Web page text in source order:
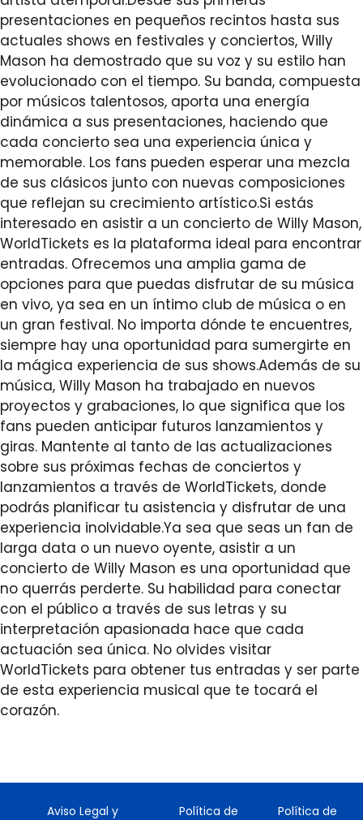
presentaciones en pequeños recintos hasta sus
actuales shows en festivales y conciertos, Willy
Mason ha demostrado que su voz y su estilo han
evolucionado con el tiempo. Su banda, compuesta
por músicos talentosos, aporta una energía
dinámica a sus presentaciones, haciendo que
cada concierto sea una experiencia única y
memorable. Los fans pueden esperar una mezcla
de sus clásicos junto con nuevas composiciones
que reflejan su crecimiento artístico.Si estás
interesado en asistir a un concierto de Willy Mason,
WorldTickets es la plataforma ideal para encontrar
entradas. Ofrecemos una amplia gama de
opciones para que puedas disfrutar de su música
en vivo, ya sea en un íntimo club de música o en
un gran festival. No importa dónde te encuentres,
siempre hay una oportunidad para sumergirte en
la mágica experiencia de sus shows.Además de su
música, Willy Mason ha trabajado en nuevos
proyectos y grabaciones, lo que significa que los
fans pueden anticipar futuros lanzamientos y
giras. Mantente al tanto de las actualizaciones
sobre sus próximas fechas de conciertos y
lanzamientos a través de WorldTickets, donde
podrás planificar tu asistencia y disfrutar de una
experiencia inolvidable.Ya sea que seas un fan de
larga data o un nuevo oyente, asistir a un
concierto de Willy Mason es una oportunidad que
no querrás perderte. Su habilidad para conectar
con el público a través de sus letras y su
interpretación apasionada hace que cada
actuación sea única. No olvides visitar
WorldTickets para obtener tus entradas y ser parte
de esta experiencia musical que te tocará el
corazón.
Aviso Legal y Política de Política de